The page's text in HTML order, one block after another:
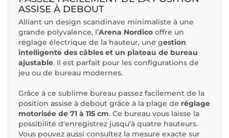
ASSISE À DEBOUT
Alliant un design scandinave minimaliste à une
grande polyvalence, l’Arena Nordico offre un
réglage électrique de la hauteur, une gestion
intelligente des câbles et un plateau de bureau
ajustable. Il est parfait pour les configurations de
jeu ou de bureau modernes.
Grâce à ce sublime bureau passez facilement de la
position assise à debout grâce à la plage de réglage
motorisée de 71 à 115 cm. Ce bureau vous laisse la
possibilité d'enregistrez jusqu’à quatre hauteurs.
Vous pouvez aussi consultez la mesure exacte sur